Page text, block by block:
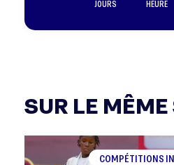
JOURS HEURE
SUR LE MÊME
COMPÉTITIONS